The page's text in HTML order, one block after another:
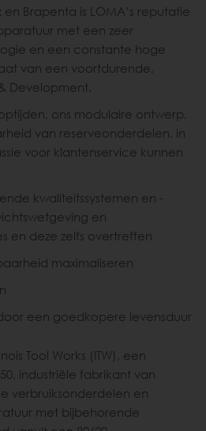
en Brapenta is LOMA’s reputatie
met een zeer
en een constante hoge
van een voortdurende,
Development.
ons modulaire ontwerp,
van reserveonderdelen, in
voor klantenservice kunnen
kwaliteitssystemen en -
en
en deze zelfs overtreffen
maximaliseren
een goedkopere levensduur
Tool Works (ITW), een
industriële fabrikant van
verbruiksonderdelen en
met bijbehorende